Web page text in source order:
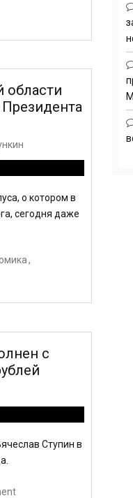
области
о котором в
сегодня даже
с
Ступин в